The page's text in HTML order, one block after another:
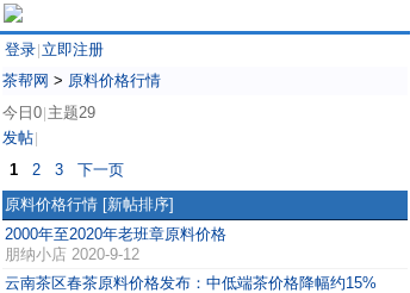
登录 立即注册
茶帮网 > 原料价格行情
今日0 主题29
发帖
1 2 3
下一页
原料价格行情 [新帖排序]
2000年至2020年老班章原料价格
朋纳小店 2020-9-12
云南茶区春茶原料价格发布：中低端茶价格降幅约15%